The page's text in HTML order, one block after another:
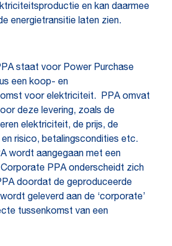
en kan daarmee
energietransitie laten zien.
staat voor Power Purchase
een koop- en
voor elektriciteit. PPA omvat
deze levering, zoals de
elektriciteit, de prijs, de
risico, betalingscondities etc.
wordt aangegaan met een
PPA onderscheidt zich
doordat de geproduceerde
geleverd aan de ‘corporate’
tussenkomst van een